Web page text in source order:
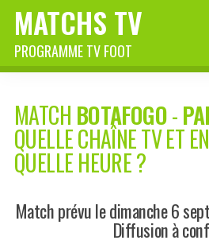
MATCHS TV
PROGRAMME TV FOOT
MATCH BOTAFOGO-
QUELLE CHAÎNE TV ET
QUELLE HEURE ?
Match prévu le dimanche 6
Diffusion à